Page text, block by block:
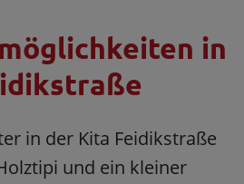
in
in der Kita Feidikstraße
und ein kleiner